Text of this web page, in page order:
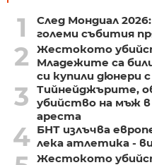
1
След Мондиал
големи събития
2
Жестокото
Младежите са
си купили дюнери
3
Тийнейджърите,
убийство на мъж
ареста
4 БНТ излъчва
лека атлетика -
Жестокото